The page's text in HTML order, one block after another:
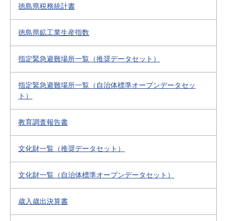
徳島県税務統計書
徳島県鉱工業生産指数
指定緊急避難場所一覧（推奨データセット）
指定緊急避難場所一覧（自治体標準オープンデータセッ
ト）
教育調査報告書
文化財一覧（推奨データセット）
文化財一覧（自治体標準オープンデータセット）
歳入歳出決算書